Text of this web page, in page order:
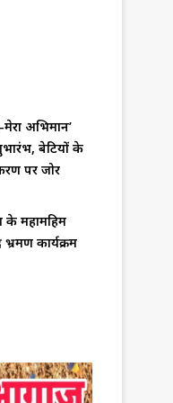
अभिमान’
बेटियों के
पर जोर
के महामहिम
कार्यक्रम